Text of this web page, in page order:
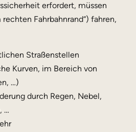
erfordert, müssen
Fahrbahnrand“) fahren,
Straßenstellen
Kurven, im Bereich von
…)
durch Regen, Nebel,
…